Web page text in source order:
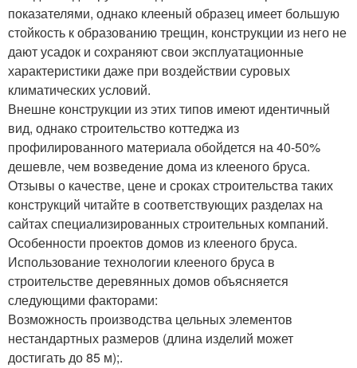
показателями, однако клееный образец имеет большую
стойкость к образованию трещин, конструкции из него не
дают усадок и сохраняют свои эксплуатационные
характеристики даже при воздействии суровых
климатических условий.
Внешне конструкции из этих типов имеют идентичный
вид, однако строительство коттеджа из
профилированного материала обойдется на 40-50%
дешевле, чем возведение дома из клееного бруса.
Отзывы о качестве, цене и сроках строительства таких
конструкций читайте в соответствующих разделах на
сайтах специализированных строительных компаний.
Особенности проектов домов из клееного бруса.
Использование технологии клееного бруса в
строительстве деревянных домов объясняется
следующими факторами:
Возможность производства цельных элементов
нестандартных размеров (длина изделий может
достигать до 85 м);.